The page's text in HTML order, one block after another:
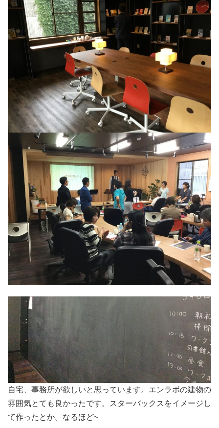
自宅、事務所が欲しいと思っています。エンラボの建物の
雰囲気とても良かったです。スターバックスをイメージし
て作ったとか。なるほど~